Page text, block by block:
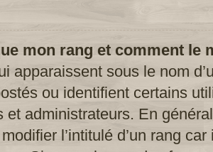
mon rang et comment le
apparaissent sous le nom
ou identifient certains
et administrateurs. En
l’intitulé d’un rang